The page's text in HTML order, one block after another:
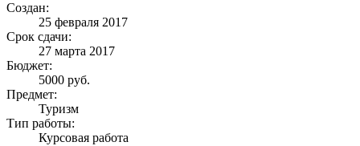
Создан:
25 февраля 2017
Срок сдачи:
27 марта 2017
Бюджет:
5000 руб.
Предмет:
Туризм
Тип работы:
Курсовая работа